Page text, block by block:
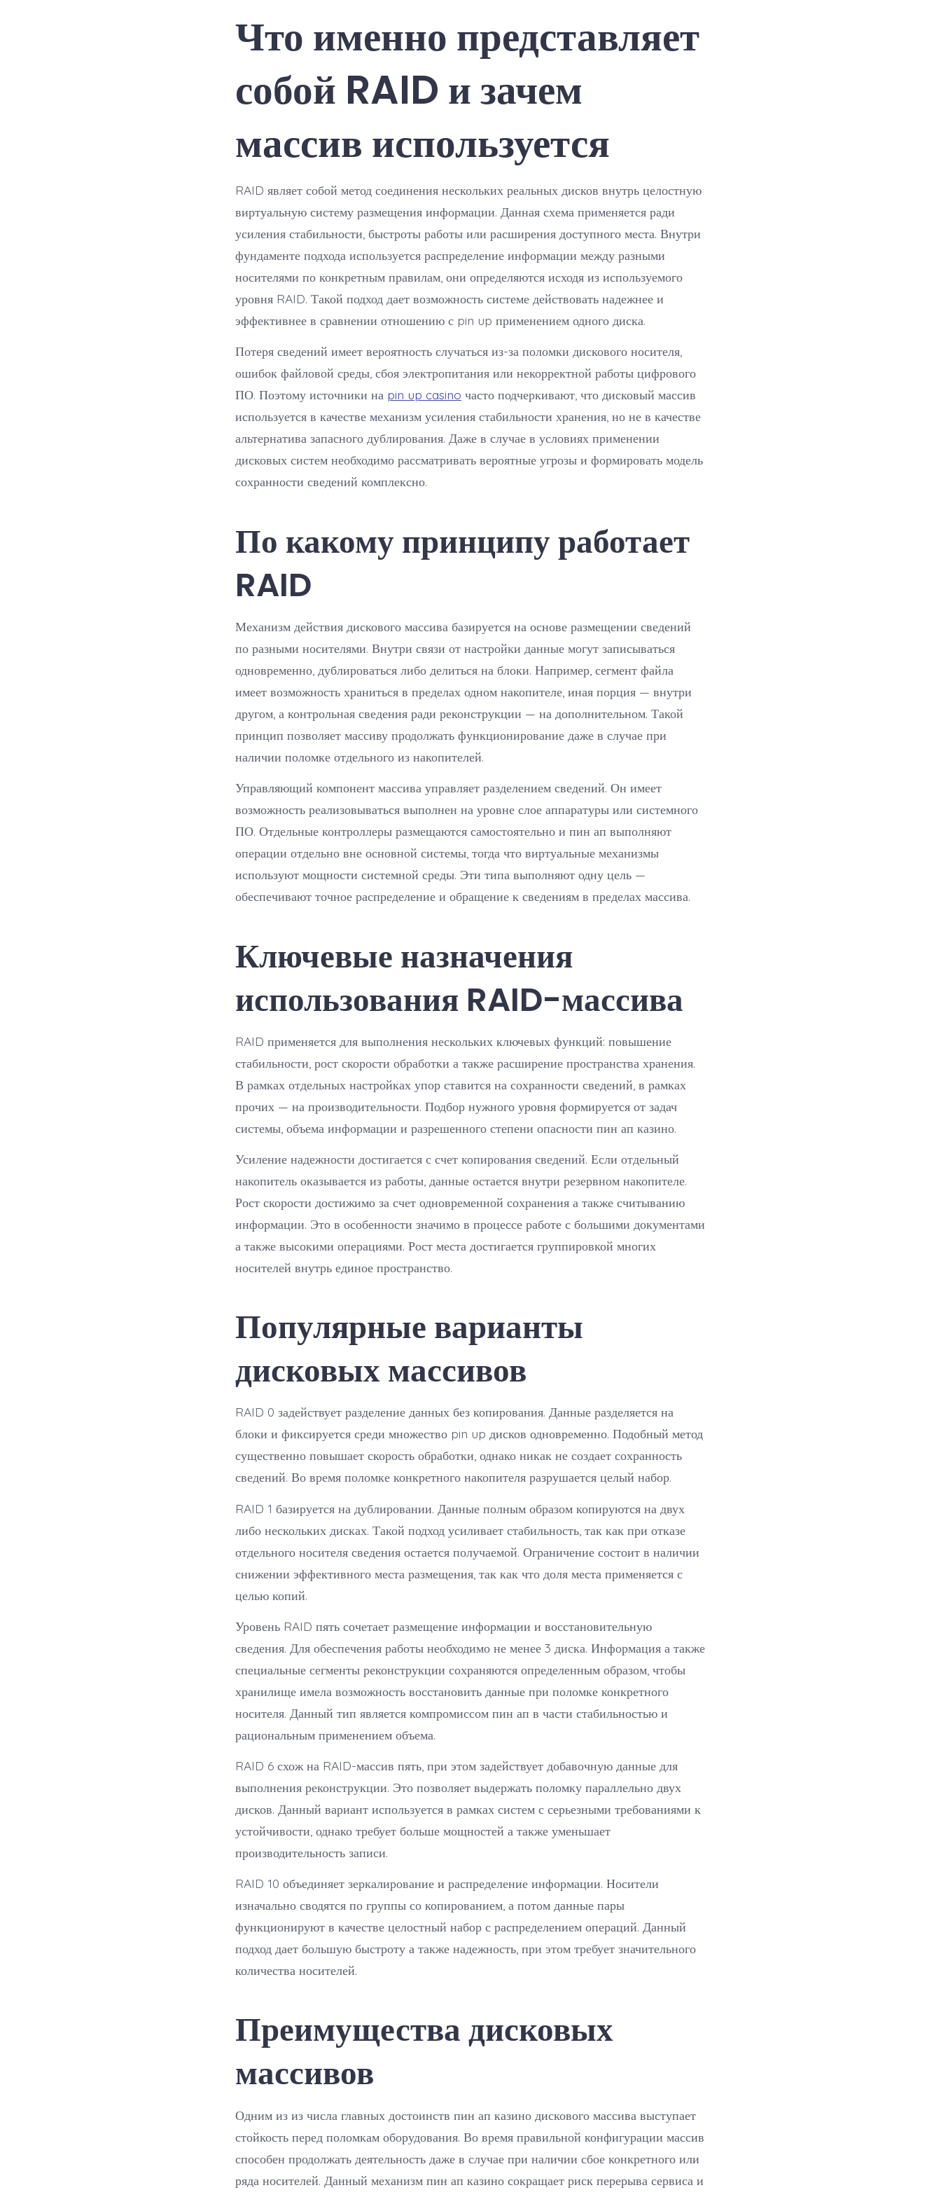
зачем
массив
используется
Что именно представляет
собой RAID и зачем
массив используется
RAID являет собой метод соединения нескольких реальных дисков внутрь целостную
виртуальную систему размещения информации. Данная схема применяется ради
усиления стабильности, быстроты работы или расширения доступного места. Внутри
фундаменте подхода используется распределение информации между разными
носителями по конкретным правилам, они определяются исходя из используемого
уровня RAID. Такой подход дает возможность системе действовать надежнее и
эффективнее в сравнении отношению с pin up применением одного диска.
Потеря сведений имеет вероятность случаться из-за поломки дискового носителя,
ошибок файловой среды, сбоя электропитания или некорректной работы цифрового
ПО. Поэтому источники на pin up casino часто подчеркивают, что дисковый массив
используется в качестве механизм усиления стабильности хранения, но не в качестве
альтернатива запасного дублирования. Даже в случае в условиях применении
дисковых систем необходимо рассматривать вероятные угрозы и формировать модель
сохранности сведений комплексно.
По какому принципу работает
RAID
Механизм действия дискового массива базируется на основе размещении сведений
по разными носителями. Внутри связи от настройки данные могут записываться
одновременно, дублироваться либо делиться на блоки. Например, сегмент файла
имеет возможность храниться в пределах одном накопителе, иная порция — внутри
другом, а контрольная сведения ради реконструкции — на дополнительном. Такой
принцип позволяет массиву продолжать функционирование даже в случае при
наличии поломке отдельного из накопителей.
Управляющий компонент массива управляет разделением сведений. Он имеет
возможность реализовываться выполнен на уровне слое аппаратуры или системного
ПО. Отдельные контроллеры размещаются самостоятельно и пин ап выполняют
операции отдельно вне основной системы, тогда что виртуальные механизмы
используют мощности системной среды. Эти типа выполняют одну цель —
обеспечивают точное распределение и обращение к сведениям в пределах массива.
Ключевые назначения
использования RAID-массива
RAID применяется для выполнения нескольких ключевых функций: повышение
стабильности, рост скорости обработки а также расширение пространства хранения.
В рамках отдельных настройках упор ставится на сохранности сведений, в рамках
прочих — на производительности. Подбор нужного уровня формируется от задач
системы, объема информации и разрешенного степени опасности пин ап казино.
Усиление надежности достигается с счет копирования сведений. Если отдельный
накопитель оказывается из работы, данные остается внутри резервном накопителе.
Рост скорости достижимо за счет одновременной сохранения а также считыванию
информации. Это в особенности значимо в процессе работе с большими документами
а также высокими операциями. Рост места достигается группировкой многих
носителей внутрь единое пространство.
Популярные варианты
дисковых массивов
RAID 0 задействует разделение данных без копирования. Данные разделяется на
блоки и фиксируется среди множество pin up дисков одновременно. Подобный метод
существенно повышает скорость обработки, однако никак не создает сохранность
сведений. Во время поломке конкретного накопителя разрушается целый набор.
RAID 1 базируется на дублировании. Данные полным образом копируются на двух
либо нескольких дисках. Такой подход усиливает стабильность, так как при отказе
отдельного носителя сведения остается получаемой. Ограничение состоит в наличии
снижении эффективного места размещения, так как что доля места применяется с
целью копий.
Уровень RAID пять сочетает размещение информации и восстановительную
сведения. Для обеспечения работы необходимо не менее 3 диска. Информация а также
специальные сегменты реконструкции сохраняются определенным образом, чтобы
хранилище имела возможность восстановить данные при поломке конкретного
носителя. Данный тип является компромиссом пин ап в части стабильностью и
рациональным применением объема.
RAID 6 схож на RAID-массив пять, при этом задействует добавочную данные для
выполнения реконструкции. Это позволяет выдержать поломку параллельно двух
дисков. Данный вариант используется в рамках систем с серьезными требованиями к
устойчивости, однако требует больше мощностей а также уменьшает
производительность записи.
RAID 10 объединяет зеркалирование и распределение информации. Носители
изначально сводятся по группы со копированием, а потом данные пары
функционируют в качестве целостный набор с распределением операций. Данный
подход дает большую быстроту а также надежность, при этом требует значительного
количества носителей.
Преимущества дисковых
массивов
Одним из из числа главных достоинств пин ап казино дискового массива выступает
стойкость перед поломкам оборудования. Во время правильной конфигурации массив
способен продолжать деятельность даже в случае при наличии сбое конкретного или
ряда носителей. Данный механизм пин ап казино сокращает риск перерыва сервиса и